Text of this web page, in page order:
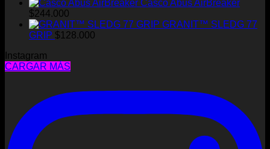
era:
es:
Casco Abus AirBreaker
$244.000
GRANIT™ SLEDG 77
GRIP $128.000
Instagram
CARGAR MÁS